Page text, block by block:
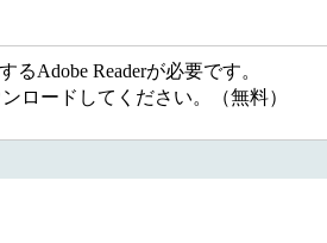
Adobe Readerが必要です。
ロードしてください。（無料）